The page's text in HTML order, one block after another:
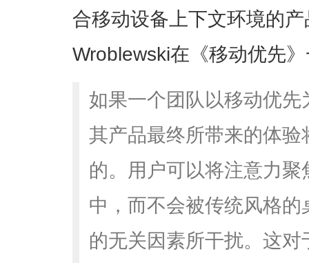
合移动设备上下文环境的
Wroblewski在《移动优先
如果一个团队以移动优
其产品最终所带来的体
的。用户可以将注意力
中，而不会被传统风格
的无关因素所干扰。这